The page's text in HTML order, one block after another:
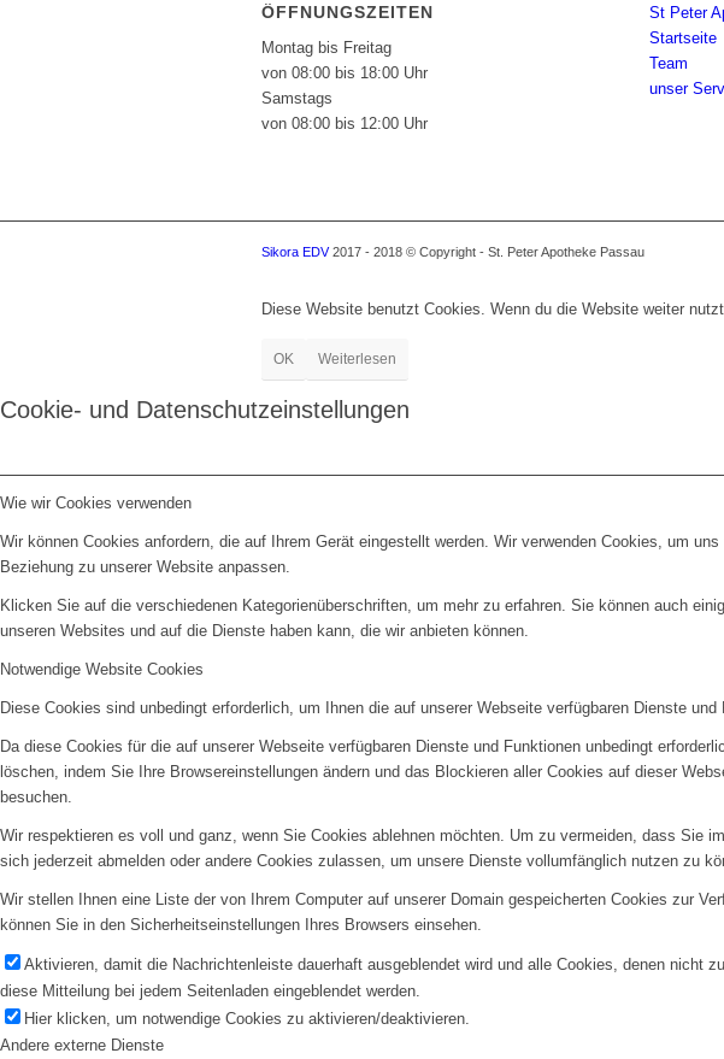
ÖFFNUNGSZEITEN
Montag bis Freitag
von 08:00 bis 18:00 Uhr
Samstags
von 08:00 bis 12:00 Uhr
St Peter
Startseite
Team
unser
Sikora EDV2017 - 2018 © Copyright - St. Peter Apotheke Passau
Diese Website benutzt Cookies. Wenn du die Website weiter
OK Weiterlesen
Cookie- und Datenschutzeinstellungen
Wie wir Cookies verwenden
Wir können Cookies anfordern, die auf Ihrem Gerät eingestellt werden. Wir verwenden Cookies, um
Beziehung zu unserer Website anpassen.
Klicken Sie auf die verschiedenen Kategorienüberschriften, um mehr zu erfahren. Sie können auch
unseren Websites und auf die Dienste haben kann, die wir anbieten können.
Notwendige Website Cookies
Diese Cookies sind unbedingt erforderlich, um Ihnen die auf unserer Webseite verfügbaren Dienste und
Da diese Cookies für die auf unserer Webseite verfügbaren Dienste und Funktionen unbedingt
löschen, indem Sie Ihre Browsereinstellungen ändern und das Blockieren aller Cookies auf dieser
besuchen.
Wir respektieren es voll und ganz, wenn Sie Cookies ablehnen möchten. Um zu vermeiden, dass Sie
sich jederzeit abmelden oder andere Cookies zulassen, um unsere Dienste vollumfänglich nutzen zu
Wir stellen Ihnen eine Liste der von Ihrem Computer auf unserer Domain gespeicherten Cookies zur
können Sie in den Sicherheitseinstellungen Ihres Browsers einsehen.
Aktivieren, damit die Nachrichtenleiste dauerhaft ausgeblendet wird und alle Cookies, denen nicht
diese Mitteilung bei jedem Seitenladen eingeblendet werden.
Hier klicken, um notwendige Cookies zu aktivieren/deaktivieren.
Andere externe Dienste